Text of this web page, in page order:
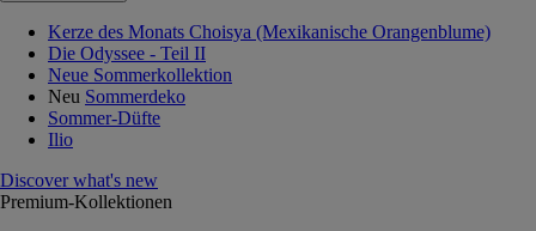
Kerze des Monats Choisya (Mexikanische Orangenblume)
Die Odyssee - Teil II
Neue Sommerkollektion
Neu Sommerdeko
Sommer-Düfte
Ilio
Discover what's new
Premium-Kollektionen